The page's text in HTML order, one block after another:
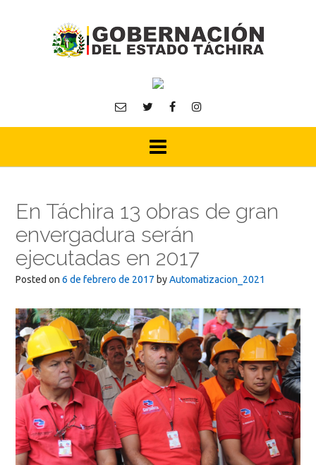
En Táchira 13 obras de gran
envergadura serán
ejecutadas en 2017
Posted on 6 de febrero de 2017 byAutomatizacion_2021